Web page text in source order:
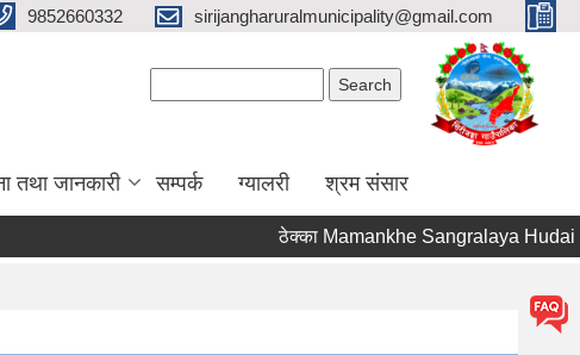
9852660332 sirijangharuralmunicipality@gmail.com
तथा जानकारी सम्पर्क ग्यालरी श्रम संसार
ठेक्का Mamankhe Sangralaya Hudai